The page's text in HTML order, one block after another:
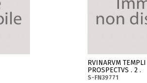
RVINARVM TEMPLI
PROSPECTVS . 2 .
S-FN39771